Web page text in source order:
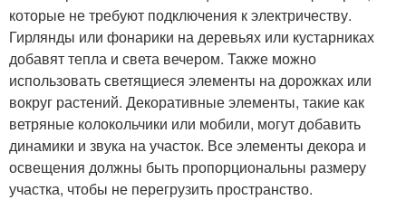
которые не требуют подключения к электричеству.
Гирлянды или фонарики на деревьях или кустарниках
добавят тепла и света вечером. Также можно
использовать светящиеся элементы на дорожках или
вокруг растений. Декоративные элементы, такие как
ветряные колокольчики или мобили, могут добавить
динамики и звука на участок. Все элементы декора и
освещения должны быть пропорциональны размеру
участка, чтобы не перегрузить пространство.